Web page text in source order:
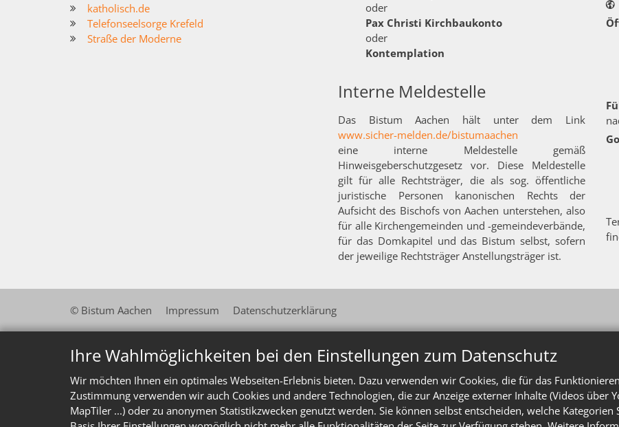
Ihre Wahlmöglichkeiten bei den Einstellungen zum Datenschutz
Wir möchten Ihnen ein optimales Webseiten-Erlebnis bieten. Dazu verwenden wir Cookies, die für das
Zustimmung verwenden wir auch Cookies und andere Technologien, die zur Anzeige externer Inhalte (Videos über
MapTiler ...) oder zu anonymen Statistikzwecken genutzt werden. Sie können selbst entscheiden, welche
katholisch.de
Telefonseelsorge Krefeld
Straße der Moderne
oder
Pax Christi Kirchbaukonto
oder
Kontemplation
Interne Meldestelle
Das Bistum Aachen hält unter dem Link
www.sicher-melden.de/bistumaachen
eine interne Meldestelle gemäß
Hinweisgeberschutzgesetz vor. Diese Meldestelle
gilt für alle Rechtsträger, die als sog. öffentliche
juristische Personen kanonischen Rechts der
Aufsicht des Bischofs von Aachen unterstehen, also
für alle Kirchengemeinden und -gemeindeverbände,
für das Domkapitel und das Bistum selbst, sofern
der jeweilige Rechtsträger Anstellungsträger ist.
© Bistum Aachen Impressum Datenschutzerklärung